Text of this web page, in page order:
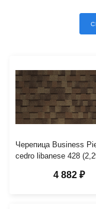
Черепица Business
cedro libanese 428
4 882 ₽